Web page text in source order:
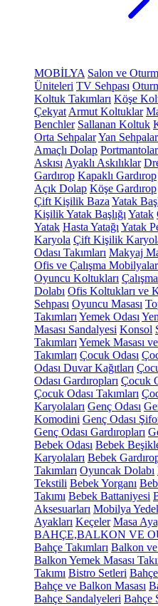
MOBİLYA Salon ve
Üniteleri TV Sehpası
Koltuk Takımları Köşe
Çekyat Armut Koltuklar
Benchler Sallanan Koltuk
Orta SehpalarYan Sehpalar
Amaçlı Dolap Portmantolar
Askısı Ayaklı Askılıklar
Gardırop Kapaklı Gardırop
Açık Dolap Köşe Gardırop
Çift Kişilik Baza Yatak
Kişilik Yatak Başlığı Yatak
Yatak Hasta Yatağı Yatak
Karyola Çift Kişilik
Odası Takımları Makyaj
Ofis ve Çalışma
Oyuncu Koltukları
Dolabı Ofis Koltukları ve
Sehpası Oyuncu Masası
Takımları Yemek Odası
Masası Sandalyesi Konsol
Takımları Yemek Masası
Takımları Çocuk Odası
Odası Duvar Kağıtları
Odası Gardıropları Çocuk
Çocuk Odası Takımları
Karyolaları Genç Odası
Komodini Genç Odası
Genç Odası Gardıropları
Bebek Odası Bebek
Karyolaları Bebek
Takımları Oyuncak Dolabı
Tekstili Bebek Yorganı
Takımı Bebek Battaniyesi
Aksesuarları Mobilya
Ayakları Keçeler Masa
BAHÇE,BALKON VE
Bahçe Takımları Balkon
Balkon Yemek Masası
Takımı Bistro Setleri
Bahçe ve Balkon Masası
Bahçe Sandalyeleri Bahçe